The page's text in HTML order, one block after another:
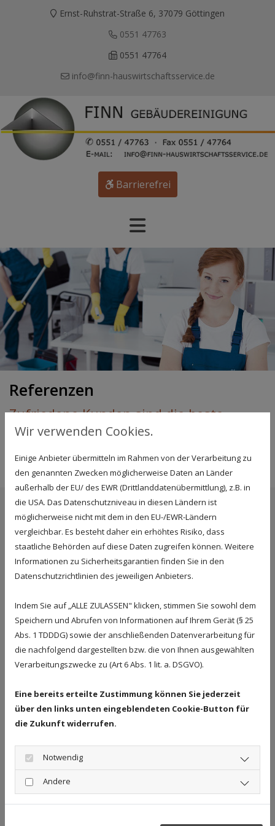
Ernst-Ruhstrat-Straße 6, 37079 Göttingen
0551 47763
0551 47764
info@finn-hauswirtschaftsservice.de
Barrierefrei
Referenzen
Zufriedene Kunden sind die beste
Werbung
Hier finden Sie einen Auszug aus unserer
Kundenliste:
Arbeiterwohlfahrt KITA Pastor-Sander-Bogen
Autohaus Krack GmbH
Autohaus Nippon GmbH
D + T Immobilien
Deutscher Gewerkschaftsbund
ecowo GmbH
Foltis, Dr. Richard, Rechtsanwalt
GEBAU Vermögen GmbH
Geburtshaus Göttingen
Göttinger Entsorgungsbetriebe
Hesse Transporte GmbH
Huss Immobilien
Krapp & Thewes Bauunternehmen
Wir verwenden Cookies.
Einige Anbieter übermitteln im Rahmen von der Verarbeitung zu
den genannten Zwecken möglicherweise Daten an Länder
außerhalb der EU/ des EWR (Drittlanddatenübermittlung), z.B. in
die USA. Das Datenschutzniveau in diesen Ländern ist
möglicherweise nicht mit dem in den EU-/EWR-Ländern
vergleichbar. Es besteht daher ein erhöhtes Risiko, dass
staatliche Behörden auf diese Daten zugreifen können. Weitere
Informationen zu Sicherheitsgarantien finden Sie in den
Datenschutzrichtlinien des jeweiligen Anbieters.
Indem Sie auf „ALLE ZULASSEN" klicken, stimmen Sie sowohl dem
Speichern und Abrufen von Informationen auf Ihrem Gerät (§ 25
Abs. 1 TDDDG) sowie der anschließenden Datenverarbeitung für
die nachfolgend dargestellten bzw. die von Ihnen ausgewählten
Verarbeitungszwecke zu (Art 6 Abs. 1 lit. a. DSGVO).
Eine bereits erteilte Zustimmung können Sie jederzeit
über den links unten eingeblendeten Cookie-Button für
die Zukunft widerrufen.
Notwendig
Andere